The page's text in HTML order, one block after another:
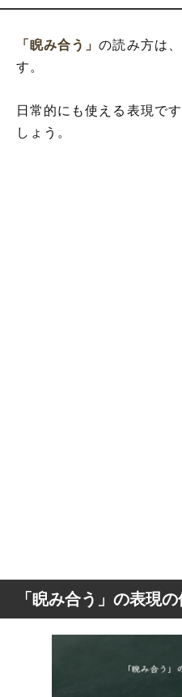
「睨み合う」の読み方は、
す。
日常的にも使える表現で
しょう。
「睨み合う」の表現